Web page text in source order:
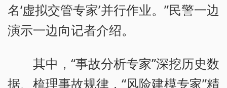
名‘虚拟交管专家’并行作业。”民警一边
演示一边向记者介绍。
其中，“事故分析专家”深挖历史数
据、梳理事故规律，“风险建模专家”精